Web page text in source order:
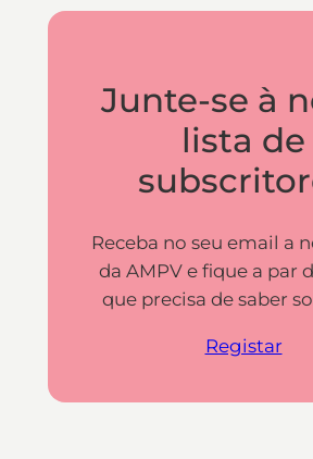
Junte-se à
lista de
Receba no seu email a
da AMPV e fique a par
que precisa de saber
Registar